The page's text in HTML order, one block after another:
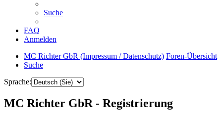
Suche
FAQ
Anmelden
MC Richter GbR (Impressum / Datenschutz) Foren-Übersicht
Suche
Sprache:
MC Richter GbR - Registrierung